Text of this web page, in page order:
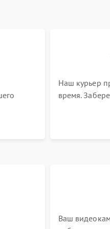
Наш курьер
время.
склад для
Ваш